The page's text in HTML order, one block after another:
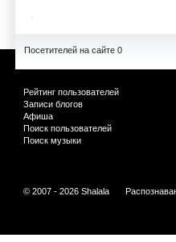
Посетителей на сайте 0
Рейтинг пользователей
Записи блогов
Афиша
Поиск пользователей
Поиск музыки
© 2007 - 2026 Shalala